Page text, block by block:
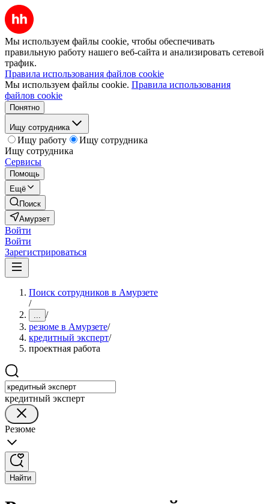
Мы используем файлы cookie, чтобы обеспечивать
правильную работу нашего веб-сайта и анализировать сетевой
трафик.
Правила использования файлов cookie
Мы используем файлы cookie. Правила использования
файлов cookie
Понятно
Ищу сотрудника
Ищу работу
Ищу сотрудника
Ищу сотрудника
Сервисы
Помощь
Ещё
Поиск
Амурзет
Войти
Войти
Зарегистрироваться
Поиск сотрудников в Амурзете
/
... /
резюме в Амурзете/
кредитный эксперт/
проектная работа
кредитный эксперт
Резюме
Найти